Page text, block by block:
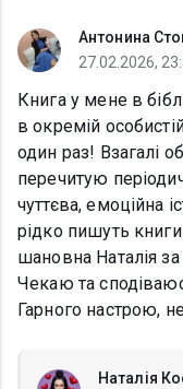
Антонина
27.02.2026,
Книга у мене в
в окремій
один раз! Взагалі
перечитую
чуттєва, емоційна
рідко пишуть
шановна Наталія
Чекаю та
Гарного настрою,
Наталія